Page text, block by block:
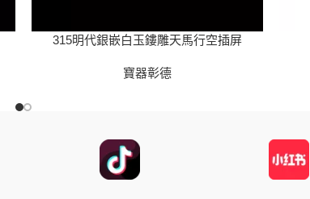
315明代銀嵌白玉鏤雕天馬行空插屏
寶器彰德